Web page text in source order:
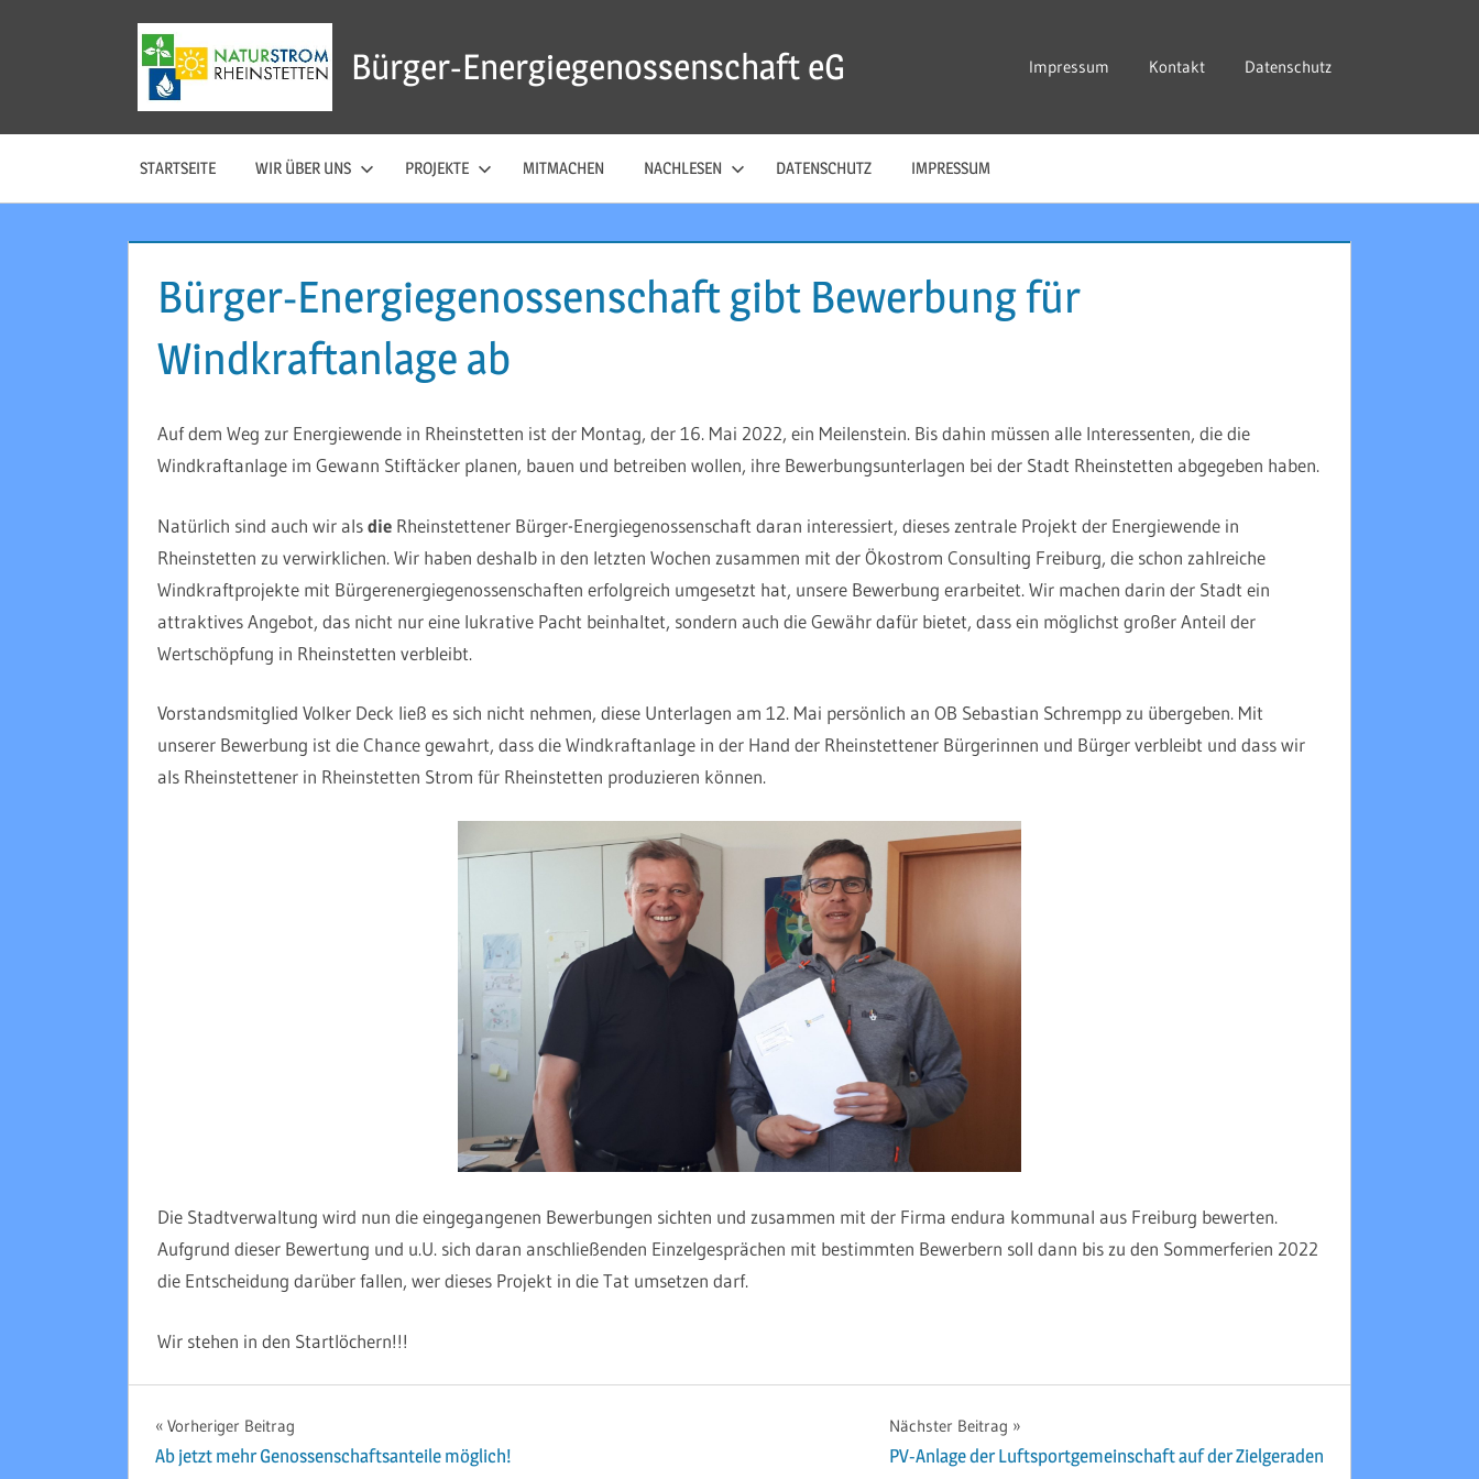
Bürger-Energiegenossenschaft eG Impressum Kontakt Datenschutz
STARTSEITE WIR ÜBER UNS PROJEKTE MITMACHEN NACHLESEN DATENSCHUTZ IMPRESSUM
Bürger-Energiegenossenschaft gibt Bewerbung für
Windkraftanlage ab
Auf dem Weg zur Energiewende in Rheinstetten ist der Montag, der 16. Mai 2022, ein Meilenstein. Bis dahin müssen alle Interessenten, die die
Windkraftanlage im Gewann Stiftäcker planen, bauen und betreiben wollen, ihre Bewerbungsunterlagen bei der Stadt Rheinstetten abgegeben haben.
Natürlich sind auch wir alsdieRheinstettener Bürger-Energiegenossenschaft daran interessiert, dieses zentrale Projekt der Energiewende in
Rheinstetten zu verwirklichen. Wir haben deshalb in den letzten Wochen zusammen mit der Ökostrom Consulting Freiburg, die schon zahlreiche
Windkraftprojekte mit Bürgerenergiegenossenschaften erfolgreich umgesetzt hat, unsere Bewerbung erarbeitet. Wir machen darin der Stadt ein
attraktives Angebot, das nicht nur eine lukrative Pacht beinhaltet, sondern auch die Gewähr dafür bietet, dass ein möglichst großer Anteil der
Wertschöpfung in Rheinstetten verbleibt.
Vorstandsmitglied Volker Deck ließ es sich nicht nehmen, diese Unterlagen am 12. Mai persönlich an OB Sebastian Schrempp zu übergeben. Mit
unserer Bewerbung ist die Chance gewahrt, dass die Windkraftanlage in der Hand der Rheinstettener Bürgerinnen und Bürger verbleibt und dass wir
als Rheinstettener in Rheinstetten Strom für Rheinstetten produzieren können.
Die Stadtverwaltung wird nun die eingegangenen Bewerbungen sichten und zusammen mit der Firma endura kommunal aus Freiburg bewerten.
Aufgrund dieser Bewertung und u.U. sich daran anschließenden Einzelgesprächen mit bestimmten Bewerbern soll dann bis zu den Sommerferien 2022
die Entscheidung darüber fallen, wer dieses Projekt in die Tat umsetzen darf.
Wir stehen in den Startlöchern!!!
Beitragsnavigation
Vorheriger Beitrag
Ab jetzt mehr Genossenschaftsanteile möglich!
Nächster Beitrag
PV-Anlage der Luftsportgemeinschaft auf der Zielgeraden